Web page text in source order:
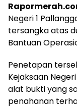
Negeri 1
tersangka atas
Bantuan
Penetapan
Kejaksaan
alat bukti yang
penahanan